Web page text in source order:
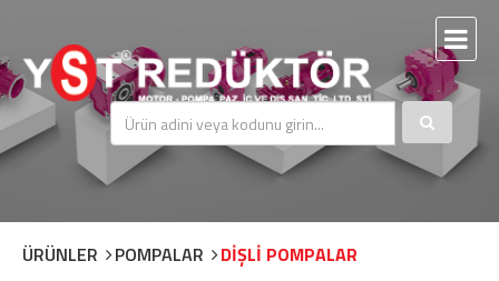
ÜRÜNLER POMPALAR DİŞLİ POMPALAR